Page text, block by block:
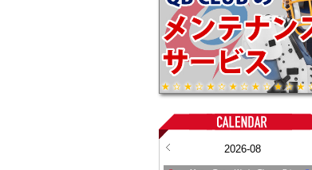
2026-08